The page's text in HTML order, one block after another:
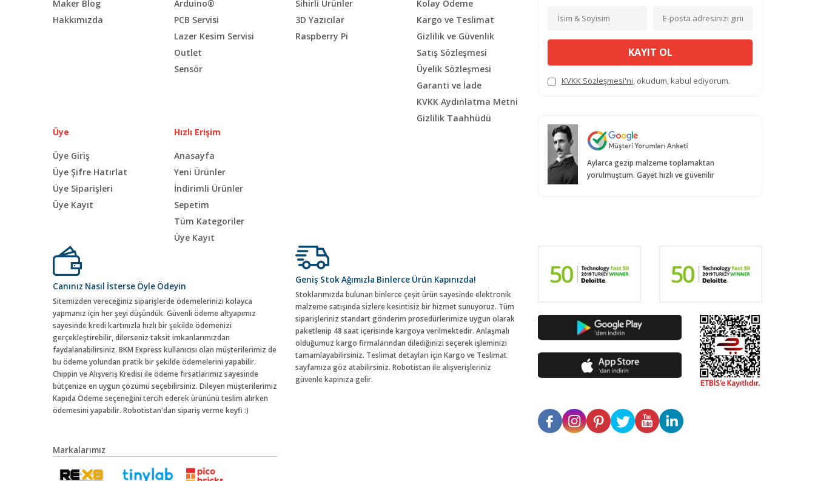
Maker Blog
Hakkımızda
Arduino®
PCB Servisi
Lazer Kesim Servisi
Outlet
Sensör
Sihirli Ürünler
3D Yazıcılar
Raspberry Pi
Kolay Ödeme
Kargo ve Teslimat
Gizlilik ve Güvenlik
Satış Sözleşmesi
Üyelik Sözleşmesi
Garanti ve İade
KVKK Aydınlatma Metni
Gizlilik Taahhüdü
Üye
Üye Giriş
Üye Şifre Hatırlat
Üye Siparişleri
Üye Kayıt
Hızlı Erişim
Anasayfa
Yeni Ürünler
İndirimli Ürünler
Sepetim
Tüm Kategoriler
Üye Kayıt
KAYIT OL
KVKK Sözleşmesi'ni, okudum, kabul ediyorum.
Aylarca gezip malzeme toplamaktan
yorulmuştum. Gayet hızlı ve güvenilir
Canınız Nasıl İsterse Öyle Ödeyin
Sitemizden vereceğiniz siparişlerde ödemelerinizi kolayca
yapmanız için her şeyi düşündük. Güvenli ödeme altyapımız
sayesinde kredi kartınızla hızlı bir şekilde ödemenizi
gerçekleştirebilir, dilerseniz taksit imkanlarımızdan
faydalanabilirsiniz. BKM Express kullanıcısı olan müşterilerimiz de
bu ödeme yolundan pratik bir şekilde ödemelerini yapabilir.
Chippin ve Alışveriş Kredisi ile ödeme fırsatlarımız sayesinde
bütçenize en uygun çözümü seçebilirsiniz. Dileyen müşterilerimiz
Kapıda Ödeme seçeneğini tercih ederek ürününü teslim alırken
ödemesini yapabilir. Robotistan'dan sipariş verme keyfi :)
Geniş Stok Ağımızla Binlerce Ürün Kapınızda!
Stoklarımızda bulunan binlerce çeşit ürün sayesinde elektronik
malzeme satışında sizlere kesintisiz bir hizmet sunuyoruz. Tüm
siparişleriniz standart gönderim prosedürlerimize uygun olarak
paketlenip 48 saat içerisinde kargoya verilmektedir. Anlaşmalı
olduğumuz kargo firmalarından dilediğinizi seçerek işleminizi
tamamlayabilirsiniz. Teslimat detayları için Kargo ve Teslimat
sayfamıza göz atabilirsiniz. Robotistan ile alışverişleriniz
güvenle kapınıza gelir.
Markalarımız